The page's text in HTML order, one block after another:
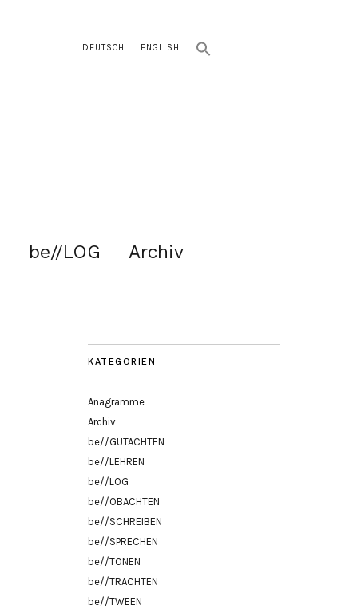
DEUTSCH ENGLISH
be//LOG Archiv
KATEGORIEN
Anagramme
Archiv
be//GUTACHTEN
be//LEHREN
be//LOG
be//OBACHTEN
be//SCHREIBEN
be//SPRECHEN
be//TONEN
be//TRACHTEN
be//TWEEN